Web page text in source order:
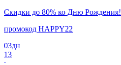
Скидки до 80% ко Дню Рождения!
промокод HAPPY22
03дн
13
: